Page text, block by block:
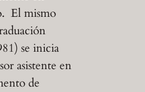
El mismo
se inicia
asistente en
de